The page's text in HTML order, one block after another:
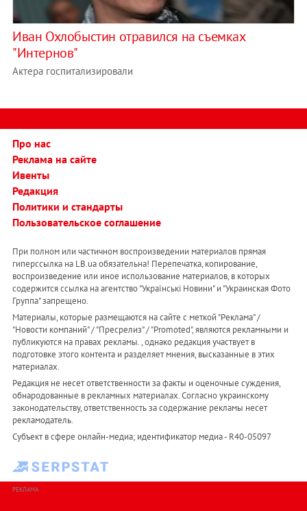
Иван Охлобыстин отравился на съемках
"Интернов"
Актера госпитализировали
Про нас
Реклама на сайте
Ивенты
Редакция
Политики и стандарты
Пользовательское соглашение
При полном или частичном воспроизведении материалов прямая
гиперссылка на LB.ua обязательна! Перепечатка, копирование,
воспроизведение или иное использование материалов, в которых
содержится ссылка на агентство "Українськi Новини" и "Украинская Фото
Группа" запрещено.
Материалы, которые размещаются на сайте с меткой "Реклама" /
"Новости компаний" / "Пресрелиз" / "Promoted", являются рекламными и
публикуются на правах рекламы. , однако редакция участвует в
подготовке этого контента и разделяет мнения, высказанные в этих
материалах.
Редакция не несет ответственности за факты и оценочные суждения,
обнародованные в рекламных материалах. Согласно украинскому
законодательству, ответственность за содержание рекламы несет
рекламодатель.
Субъект в сфере онлайн-медиа; идентификатор медиа - R40-05097
РЕКЛАМА